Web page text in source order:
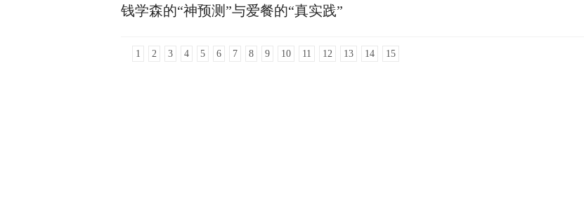
钱学森的“神预测”与爱餐的“真实践”
1 2 3 4 5 6 7 8 9 10 11 12 13 14 15